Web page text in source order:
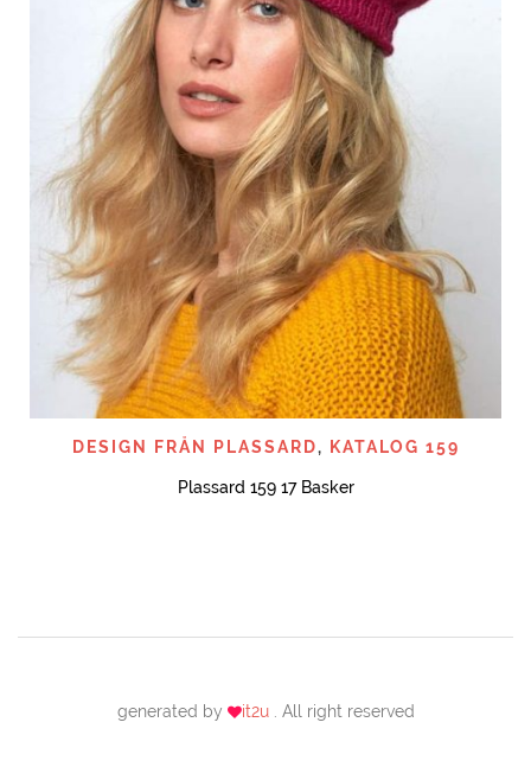
DESIGN FRÅN PLASSARD, KATALOG 159
Plassard 159 17 Basker
generated by it2u . All right reserved